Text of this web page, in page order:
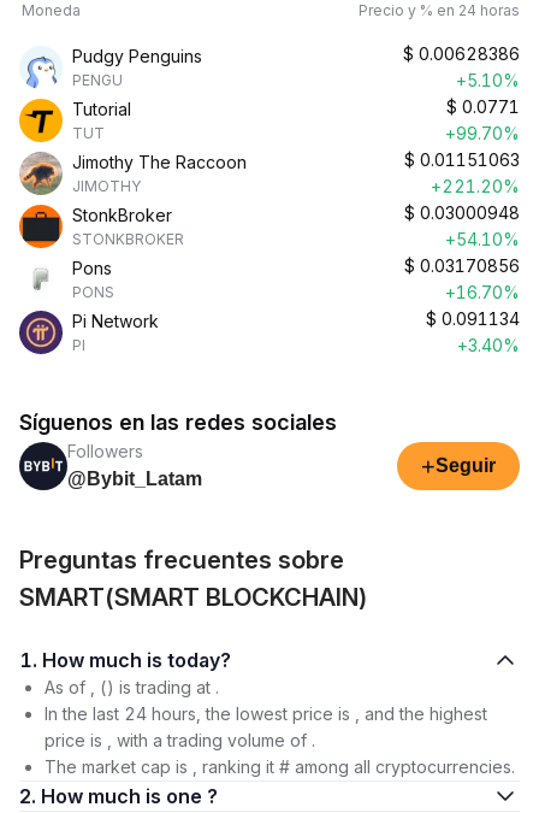
Moneda Precio y % en 24 horas
Pudgy Penguins
PENGU
$ 0.00628386
+5.10%
Tutorial
TUT
$ 0.0771
+99.70%
Jimothy The Raccoon
JIMOTHY
$ 0.01151063
+221.20%
StonkBroker
STONKBROKER
$ 0.03000948
+54.10%
Pons
PONS
$ 0.03170856
+16.70%
Pi Network
PI
$ 0.091134
+3.40%
Síguenos en las redes sociales
Followers
@Bybit_Latam
+Seguir
Preguntas frecuentes sobre
SMART(SMART BLOCKCHAIN)
1. How much is today?
As of , () is trading at .
In the last 24 hours, the lowest price is , and the highest
price is , with a trading volume of .
The market cap is , ranking it # among all cryptocurrencies.
2. How much is one ?